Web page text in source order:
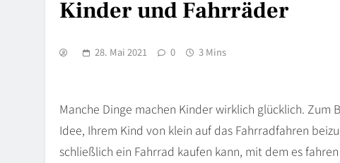
Kinder und Fahrräder
28. Mai 2021 0 3 Mins
Manche Dinge machen Kinder wirklich glücklich. Zum
Idee, Ihrem Kind von klein auf das Fahrradfahren
schließlich ein Fahrrad kaufen kann, mit dem es